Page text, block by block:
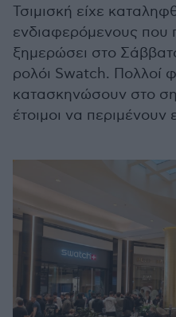
Τσιμισκή είχε
ενδιαφερόμενους που
ξημερώσει στο
ρολόι Swatch. Πολλοί
κατασκηνώσουν στο
έτοιμοι να περιμένουν